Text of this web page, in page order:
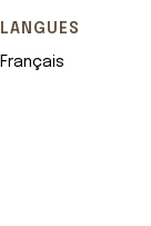
LANGUES
Français